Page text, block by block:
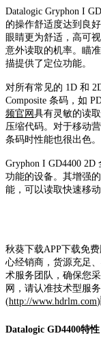
Datalogic Gryphon I
的操作舒适度达到良好
眼睛更为舒适，高
意外读取的机率。
描提供了定位功能。
对所有常见的 1D 和
Composite 条码，
频官网 具有灵敏的读取
压缩代码。对于移
条码时性能也很出色。
Gryphon I GD4400
功能的设备。其增
能，可以读取快速移动的
秋葵下载APP下载免
心经销商，货源充足
术服务团队，确保
网，请认准技术型
(http://www.hdrlm.com
Datalogic GD4400特性